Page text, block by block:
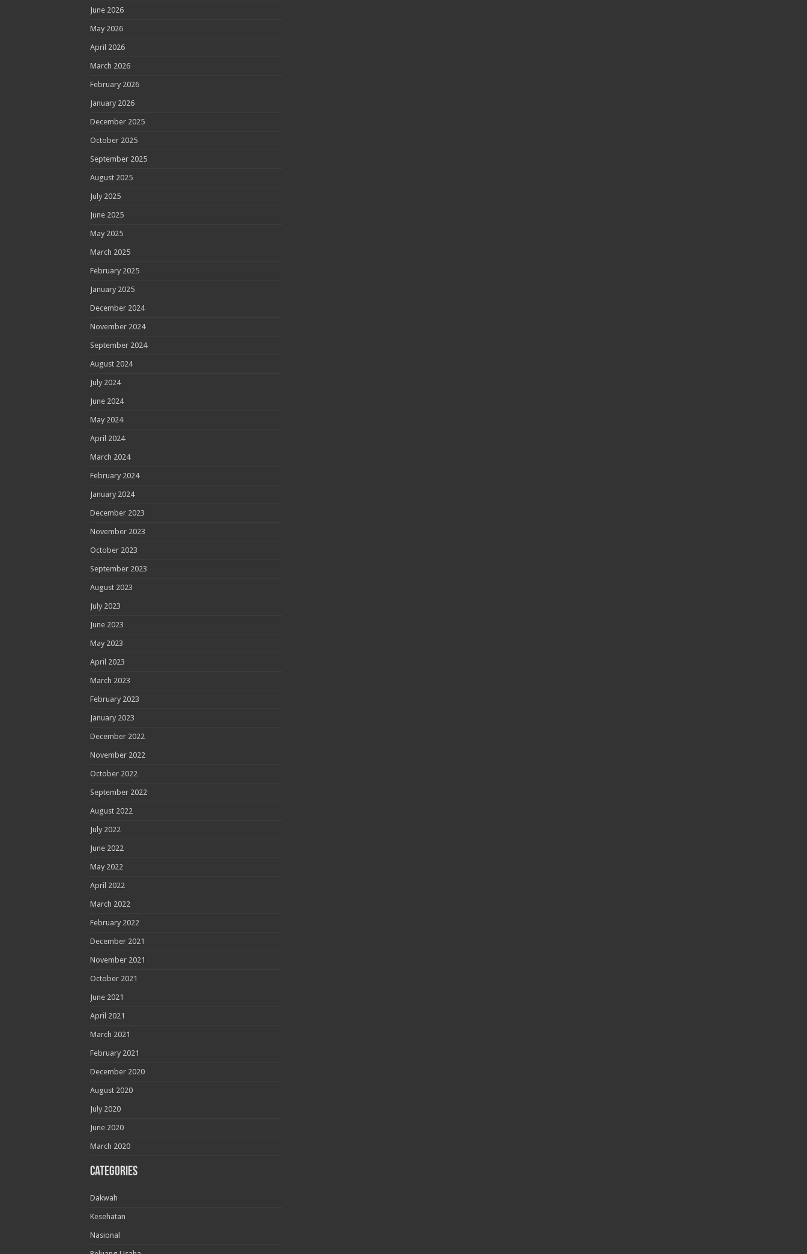
June 2026
May 2026
April 2026
March 2026
February 2026
January 2026
December 2025
October 2025
September 2025
August 2025
July 2025
June 2025
May 2025
March 2025
February 2025
January 2025
December 2024
November 2024
September 2024
August 2024
July 2024
June 2024
May 2024
April 2024
March 2024
February 2024
January 2024
December 2023
November 2023
October 2023
September 2023
August 2023
July 2023
June 2023
May 2023
April 2023
March 2023
February 2023
January 2023
December 2022
November 2022
October 2022
September 2022
August 2022
July 2022
June 2022
May 2022
April 2022
March 2022
February 2022
December 2021
November 2021
October 2021
June 2021
April 2021
March 2021
February 2021
December 2020
August 2020
July 2020
June 2020
March 2020
Categories
Dakwah
Kesehatan
Nasional